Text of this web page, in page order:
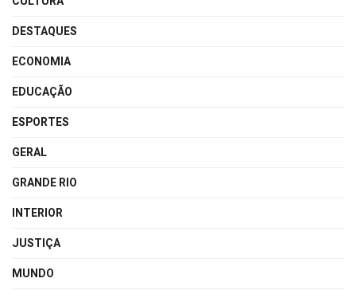
DESTAQUES
ECONOMIA
EDUCAÇÃO
ESPORTES
GERAL
GRANDE RIO
INTERIOR
JUSTIÇA
MUNDO